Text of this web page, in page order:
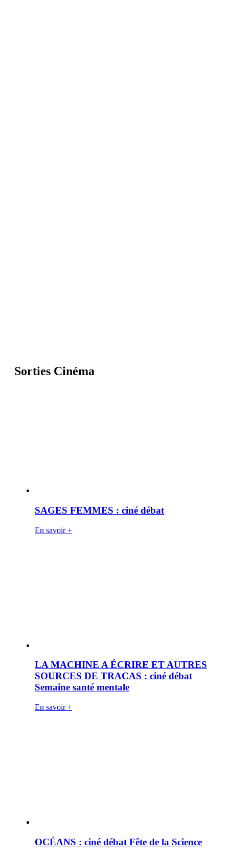
Sorties Cinéma
SAGES FEMMES : ciné débat
En savoir +
LA MACHINE A ÉCRIRE ET AUTRES
SOURCES DE TRACAS : ciné débat
Semaine santé mentale
En savoir +
OCÉANS : ciné débat Fête de la Science